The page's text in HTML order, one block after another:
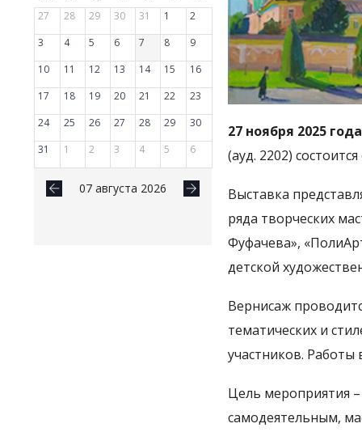
27
28 29 30 31 1
2
3
4 5 6 7 8
9
10
11 12 13 14 15
16
17
18 19 20 21 22
23
24
25 26 27 28 29
30
31
1 2 3 4 5 6
07 августа 2026
27 ноября 2025
(ауд. 2202)
Выставка
ряда творческих
Фуфачева»,
детской
Вернисаж
тематических и
участников.
Цель мероприятия
самодеятельным,